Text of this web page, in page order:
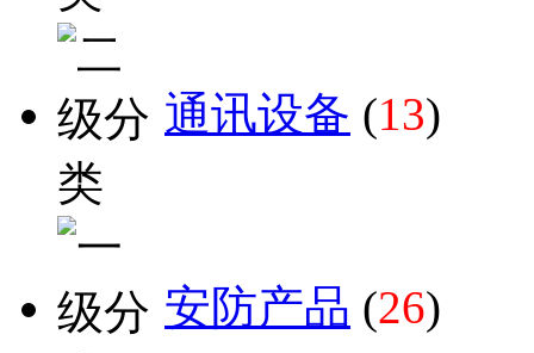
通讯设备 (13)
安防产品 (26)